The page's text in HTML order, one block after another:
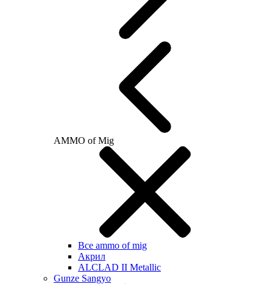
AMMO of Mig
Все ammo of mig
Акрил
ALCLAD II Metallic
Gunze Sangyo